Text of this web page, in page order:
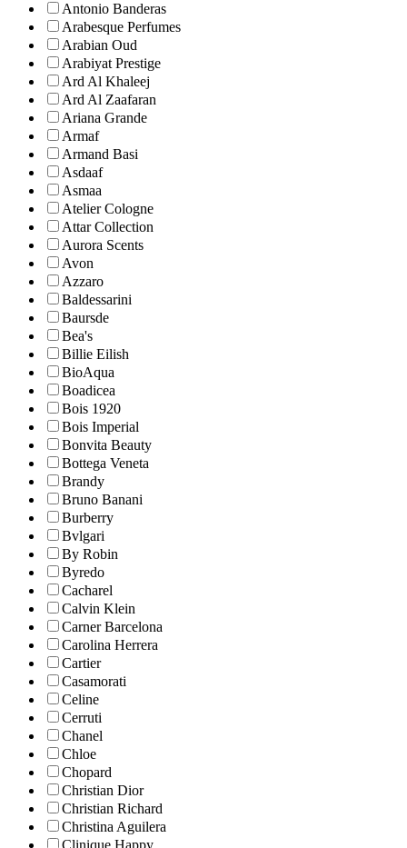
Antonio Banderas
Arabesque Perfumes
Arabian Oud
Arabiyat Prestige
Ard Al Khaleej
Ard Al Zaafaran
Ariana Grande
Armaf
Armand Basi
Asdaaf
Asmaa
Atelier Cologne
Attar Collection
Aurora Scents
Avon
Azzaro
Baldessarini
Baursde
Bea's
Billie Eilish
BioAqua
Boadicea
Bois 1920
Bois Imperial
Bonvita Beauty
Bottega Veneta
Brandy
Bruno Banani
Burberry
Bvlgari
By Robin
Byredo
Cacharel
Calvin Klein
Carner Barcelona
Carolina Herrera
Cartier
Casamorati
Celine
Cerruti
Chanel
Chloe
Chopard
Christian Dior
Christian Richard
Christina Aguilera